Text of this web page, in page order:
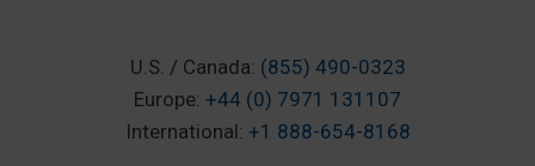
U.S. / Canada: (855) 490-0323
Europe: +44 (0) 7971 131107
International: +1 888-654-8168